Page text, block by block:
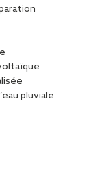
pluviale